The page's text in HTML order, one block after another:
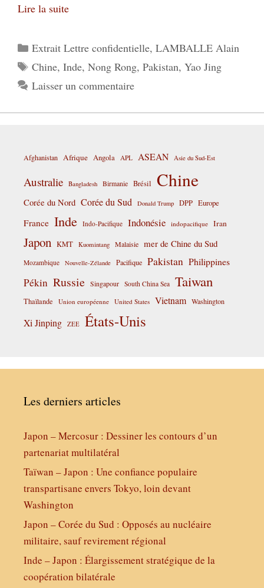
Lire la suite
Catégories
Extrait Lettre confidentielle, LAMBALLE Alain
Étiquettes
Chine, Inde, Nong Rong, Pakistan, Yao Jing
Laisser un commentaire
Afghanistan Afrique Angola APL ASEAN Asie du Sud-Est
Australie Bangladesh Birmanie Brésil Chine
Corée du Nord Corée du Sud Donald Trump DPP Europe
France Inde Indo-Pacifique Indonésie indopacifique Iran
Japon KMT Kuomintang Malaisie mer de Chine du Sud
Mozambique Nouvelle-Zélande Pacifique Pakistan Philippines
Pékin Russie Singapour South China Sea Taiwan
Thaïlande Union européenne United States Vietnam Washington
Xi Jinping ZEE États-Unis
Les derniers articles
Japon – Mercosur : Dessiner les contours d’un
partenariat multilatéral
Taïwan – Japon : Une confiance populaire
transpartisane envers Tokyo, loin devant
Washington
Japon – Corée du Sud : Opposés au nucléaire
militaire, sauf revirement régional
Inde – Japon : Élargissement stratégique de la
coopération bilatérale